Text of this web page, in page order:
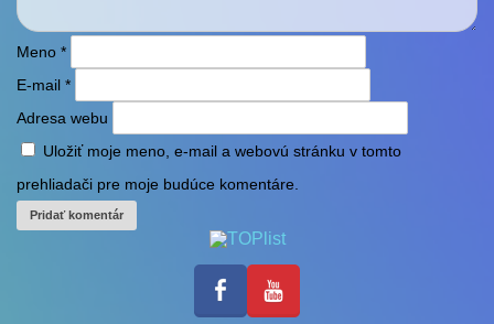
Meno *
E-mail *
Adresa webu
Uložiť moje meno, e-mail a webovú stránku v tomto
prehliadači pre moje budúce komentáre.